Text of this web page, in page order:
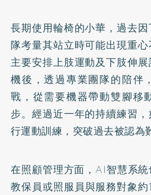
長期使用輪椅的小華，過去
隊考量其站立時可能出現重
主要安排上肢運動及下肢伸
機後，透過專業團隊的陪伴
戰，從需要機器帶動雙腳移
步。經過近一年的持續練習
行運動訓練，突破過去被認為
在照顧管理方面，AI智慧系
教保員或照服員與服務對象